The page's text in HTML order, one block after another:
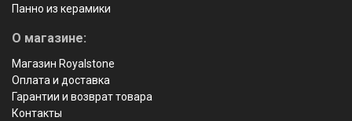
Панно из керамики
О магазине:
Магазин Royalstone
Оплата и доставка
Гарантии и возврат товара
Контакты